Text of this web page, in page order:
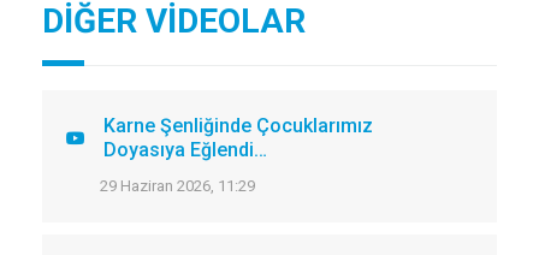
DİĞER VİDEOLAR
Karne Şenliğinde Çocuklarımız
Doyasıya Eğlendi…
29 Haziran 2026, 11:29